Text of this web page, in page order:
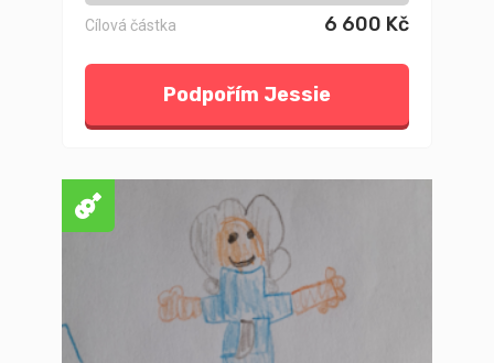
Cílová částka 6 600 Kč
Podpořím Jessie